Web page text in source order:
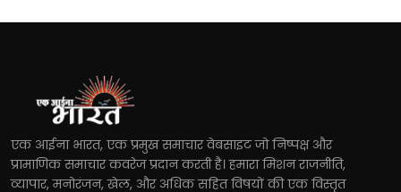
एक आईना भारत, एक प्रमुख समाचार वेबसाइट जो निष्पक्ष और
प्रामाणिक समाचार कवरेज प्रदान करती है। हमारा मिशन राजनीति,
व्यापार, मनोरंजन, खेल, और अधिक सहित विषयों की एक विस्तृत